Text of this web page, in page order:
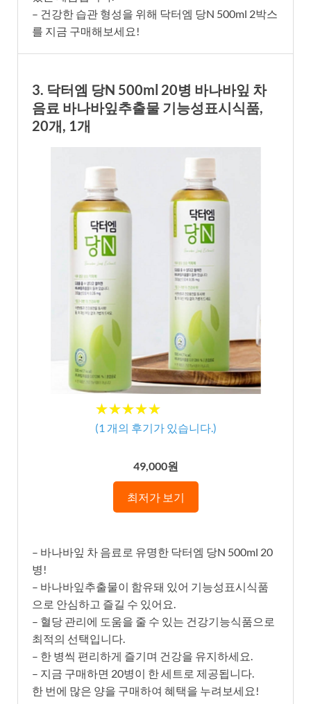
– 건강한 습관 형성을 위해 닥터엠 당N 500ml 2박스
를 지금 구매해보세요!
3. 닥터엠 당N 500ml 20병 바나바잎 차
음료 바나바잎추출물 기능성표시식품,
20개, 1개
★★★★★
★★★★★
(1 개의 후기가 있습니다.)
49,000원
최저가 보기
– 바나바잎 차 음료로 유명한 닥터엠 당N 500ml 20
병!
– 바나바잎추출물이 함유돼 있어 기능성표시식품
으로 안심하고 즐길 수 있어요.
– 혈당 관리에 도움을 줄 수 있는 건강기능식품으로
최적의 선택입니다.
– 한 병씩 편리하게 즐기며 건강을 유지하세요.
– 지금 구매하면 20병이 한 세트로 제공됩니다.
한 번에 많은 양을 구매하여 혜택을 누려보세요!